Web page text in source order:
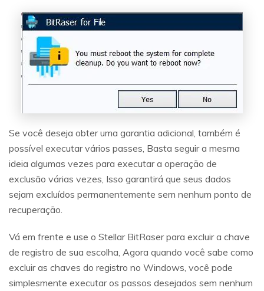
Se você deseja obter uma garantia adicional, também é
possível executar vários passes, Basta seguir a mesma
ideia algumas vezes para executar a operação de
exclusão várias vezes, Isso garantirá que seus dados
sejam excluídos permanentemente sem nenhum ponto de
recuperação.
Vá em frente e use o Stellar BitRaser para excluir a chave
de registro de sua escolha, Agora quando você sabe como
excluir as chaves do registro no Windows, você pode
simplesmente executar os passos desejados sem nenhum